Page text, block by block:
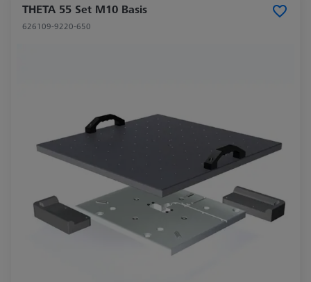
THETA 55 Set M10 Basis
626109-9220-650